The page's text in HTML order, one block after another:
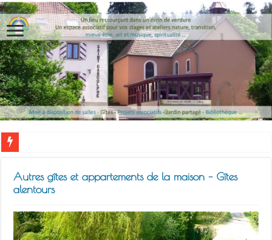
Autres gîtes et appartements de la maison – Gîtes
alentours